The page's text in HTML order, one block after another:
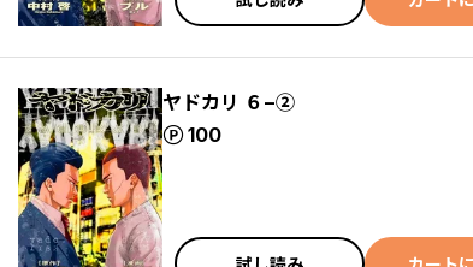
ヤドカリ ６−②
100
ポイント